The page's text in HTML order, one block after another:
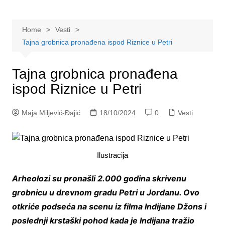
Home
Vesti
Tajna grobnica pronađena ispod Riznice u Petri
Tajna grobnica pronađena
ispod Riznice u Petri
Maja Miljević-Đajić 18/10/2024 0 Vesti
Ilustracija
Arheolozi su pronašli 2.000 godina skrivenu
grobnicu u drevnom gradu Petri u Jordanu. Ovo
otkriće podseća na scenu iz filma Indijane Džons i
poslednji krstaški pohod kada je Indijana tražio